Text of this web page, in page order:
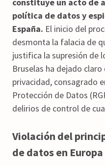
política de datos y
España. El inicio del
desmonta la falacia de
justifica la supresión de
Bruselas ha dejado
privacidad, consagrado
Protección de Datos
delirios de control de
Violación del
de datos en Europa